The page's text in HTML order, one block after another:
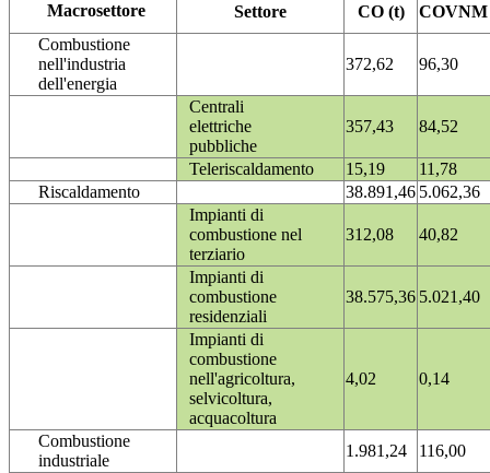
Macrosettore Settore CO (t)
COVNM
Combustione
nell'industria
dell'energia
372,62 96,30
Centrali
elettriche
pubbliche
357,43 84,52
Teleriscaldamento 15,19
11,78
Riscaldamento
38.891,46 5.062,36
Impianti di
combustione nel
terziario
312,08 40,82
Impianti di
combustione
residenziali
38.575,36 5.021,40
Impianti di
combustione
nell'agricoltura,
selvicoltura,
acquacoltura
4,02 0,14
Combustione
industriale
1.981,24
116,00